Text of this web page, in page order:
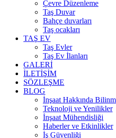
Çevre Düzenleme
Taş Duvar
Bahçe duvarları
Taş ocakları
TAŞ EV
Taş Evler
Taş Ev İlanları
GALERİ
İLETİŞİM
SÖZLEŞME
BLOG
İnşaat Hakkında
Teknoloji ve Yenilikler
İnşaat Mühendisliği
Haberler ve Etkinlikler
İş Güvenliği